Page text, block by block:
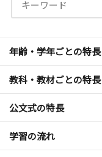
年齢・学年ごとの特長
教科・教材ごとの特長
公文式の特長
学習の流れ